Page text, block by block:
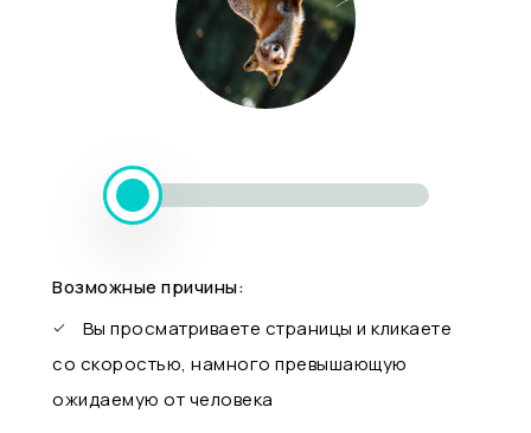
Возможные причины:
Вы просматриваете страницы и кликаете
со скоростью, намного превышающую
ожидаемую от человека